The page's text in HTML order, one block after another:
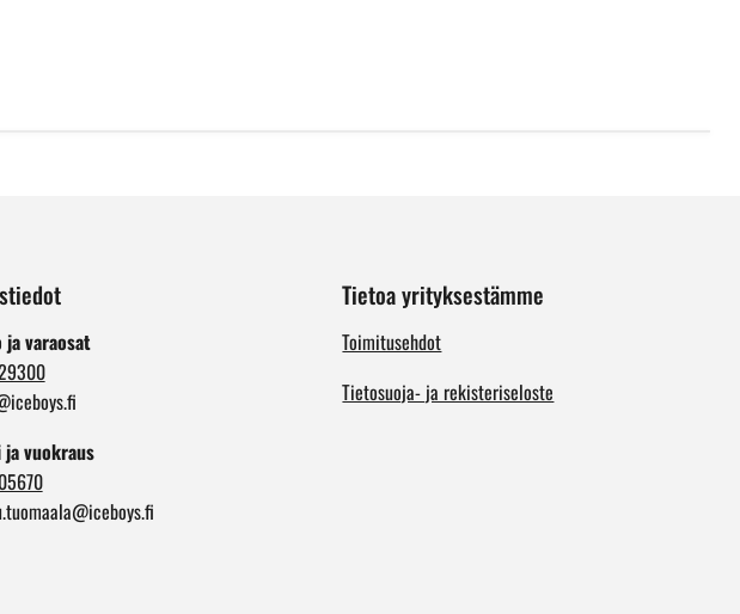
varaosat
vuokraus
Tietoa yrityksestämme
Toimitusehdot
Tietosuoja- ja rekisteriseloste